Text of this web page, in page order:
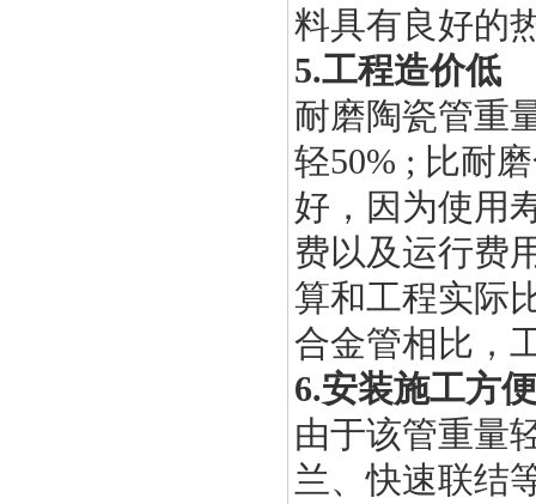
料具有良好的
5.工程造价低
耐磨陶瓷管重
轻50% ; 比耐
好，因为使用
费以及运行费
算和工程实际
合金管相比，
6.安装施工方便
由于该管重量
兰、快速联结